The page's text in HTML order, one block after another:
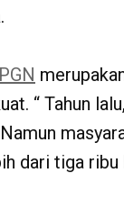
“ Tahun
dari tiga ribu